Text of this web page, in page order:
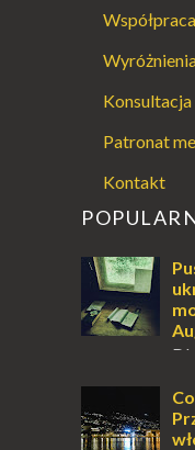
Współpraca
Patronat
Kontakt
przetrwania
innych to